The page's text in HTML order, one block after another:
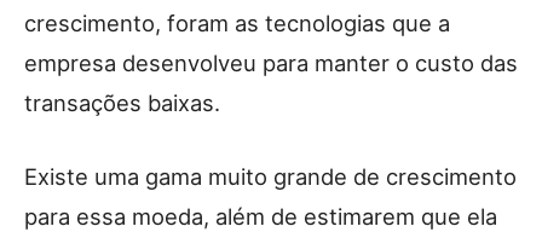
crescimento, foram as tecnologias que a
empresa desenvolveu para manter o custo das
transações baixas.
Existe uma gama muito grande de crescimento
para essa moeda, além de estimarem que ela